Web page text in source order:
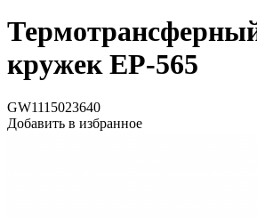
кружек EP-565
GW1115023640
Добавить в избранное